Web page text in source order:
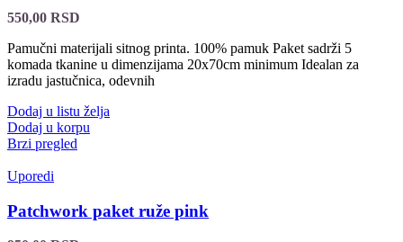
550,00 RSD
Pamučni materijali sitnog printa. 100% pamuk Paket sadrži 5
komada tkanine u dimenzijama 20x70cm minimum Idealan za
izradu jastučnica, odevnih
Dodaj u listu želja
Dodaj u korpu
Brzi pregled
Uporedi
Patchwork paket ruže pink